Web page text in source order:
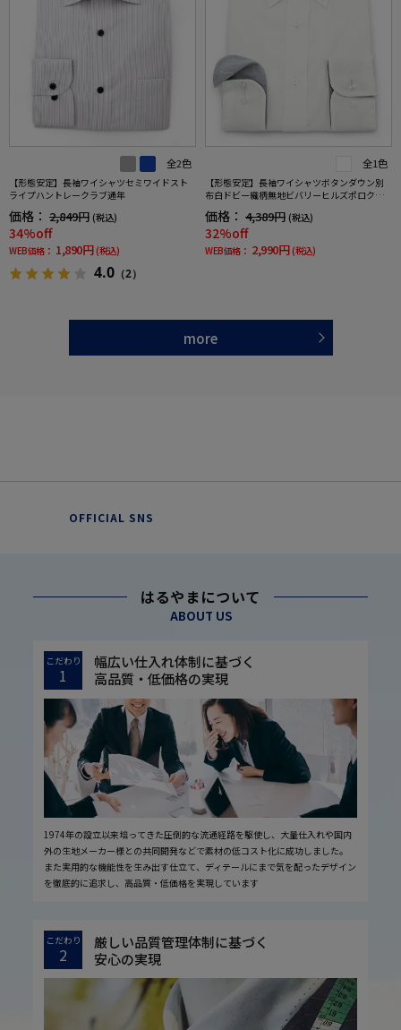
全2色
【形態安定】長袖ワイシャツセミワイドスト
ライプハントレークラブ通年
価格： 2,849円 (税込)
34%off
WEB価格： 1,890円 (税込)
4.0 （2）
全1色
【形態安定】長袖ワイシャツボタンダウン別
布白ドビー織柄無地ビバリーヒルズポロクラ
価格： 4,389円 (税込)
32%off
WEB価格： 2,990円 (税込)
more
OFFICIAL SNS
はるやまについて
ABOUT US
こだわり
1
幅広い仕入れ体制に基づく
高品質・低価格の実現
1974年の設立以来培ってきた圧倒的な流通経路を駆使し、大量仕入れや国内
外の生地メーカー様との共同開発などで素材の低コスト化に成功しました。
また実用的な機能性を生み出す仕立て、ディテールにまで気を配ったデザイン
を徹底的に追求し、高品質・低価格を実現しています
こだわり
2
厳しい品質管理体制に基づく
安心の実現